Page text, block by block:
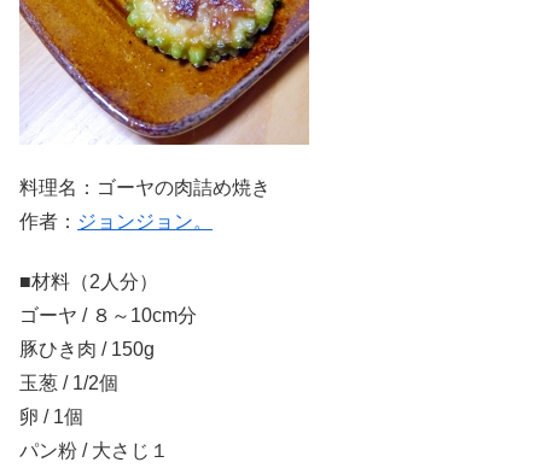
料理名：ゴーヤの肉詰め焼き
作者： ジョンジョン。
■材料（2人分）
ゴーヤ / ８～10cm分
豚ひき肉 / 150g
玉葱 / 1/2個
卵 / 1個
パン粉 / 大さじ１